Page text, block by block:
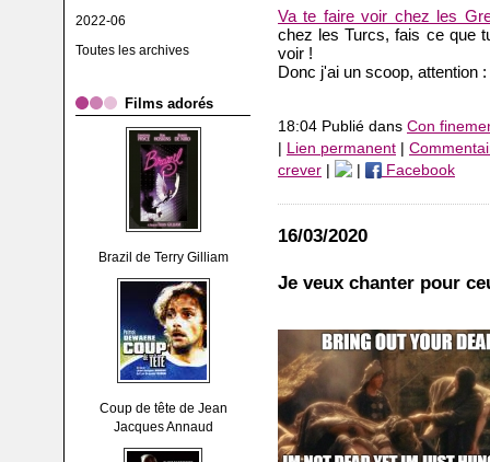
2022-06
Toutes les archives
Films adorés
Brazil de Terry Gilliam
Coup de tête de Jean
Jacques Annaud
Va te faire voir chez les
chez les Turcs, fais ce que
voir !
Donc j'ai un scoop, attention
18:04 Publié dans Con
Lien permanent
crever
Facebook
16/03/2020
Je veux chanter pour